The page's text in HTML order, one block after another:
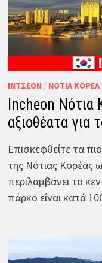
ΊΝΤΣΕΟΝ / ΝΌΤΙΑ ΚΟΡΈΑ
Incheon Νότια
αξιοθέατα για
Επισκεφθείτε τα
της Νότιας Κορέας
περιλαμβάνει το
πάρκο είναι κατά